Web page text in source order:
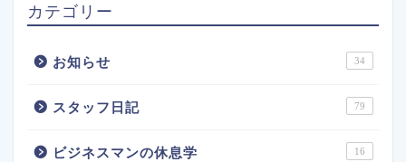
カテゴリー
お知らせ 34
スタッフ日記 79
ビジネスマンの休息学 16